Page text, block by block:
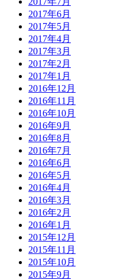
2017年6月
2017年5月
2017年4月
2017年3月
2017年2月
2017年1月
2016年12月
2016年11月
2016年10月
2016年9月
2016年8月
2016年7月
2016年6月
2016年5月
2016年4月
2016年3月
2016年2月
2016年1月
2015年12月
2015年11月
2015年10月
2015年9月